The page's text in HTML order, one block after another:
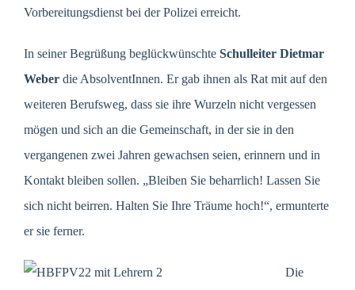
Vorbereitungsdienst bei der Polizei erreicht.
In seiner Begrüßung beglückwünschte Schulleiter Dietmar
Weber die AbsolventInnen. Er gab ihnen als Rat mit auf den
weiteren Berufsweg, dass sie ihre Wurzeln nicht vergessen
mögen und sich an die Gemeinschaft, in der sie in den
vergangenen zwei Jahren gewachsen seien, erinnern und in
Kontakt bleiben sollen. „Bleiben Sie beharrlich! Lassen Sie
sich nicht beirren. Halten Sie Ihre Träume hoch!“, ermunterte
er sie ferner.
Die